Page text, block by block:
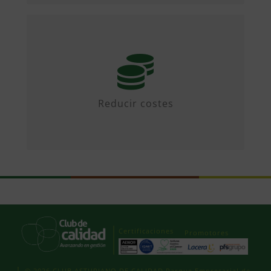
Reducir costes
Mediante iniciativas colaborativas y
diseñando propuestas.
Certificaciones Promotores